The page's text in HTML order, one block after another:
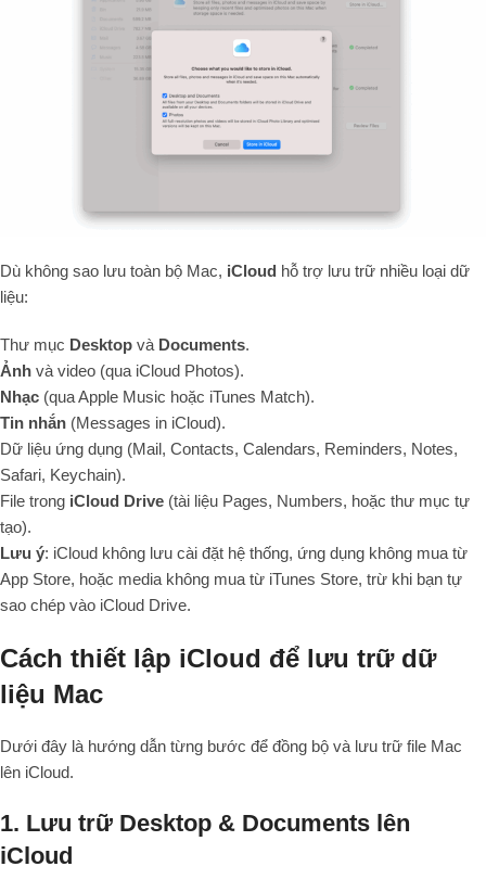
Dù không sao lưu toàn bộ Mac, iCloud hỗ trợ lưu trữ nhiều loại dữ
liệu:
Thư mục Desktop và Documents.
Ảnh và video (qua iCloud Photos).
Nhạc (qua Apple Music hoặc iTunes Match).
Tin nhắn (Messages in iCloud).
Dữ liệu ứng dụng (Mail, Contacts, Calendars, Reminders, Notes,
Safari, Keychain).
File trong iCloud Drive (tài liệu Pages, Numbers, hoặc thư mục tự
tạo).
Lưu ý: iCloud không lưu cài đặt hệ thống, ứng dụng không mua từ
App Store, hoặc media không mua từ iTunes Store, trừ khi bạn tự
sao chép vào iCloud Drive.
Cách thiết lập iCloud để lưu trữ dữ
liệu Mac
Dưới đây là hướng dẫn từng bước để đồng bộ và lưu trữ file Mac
lên iCloud.
1. Lưu trữ Desktop & Documents lên
iCloud